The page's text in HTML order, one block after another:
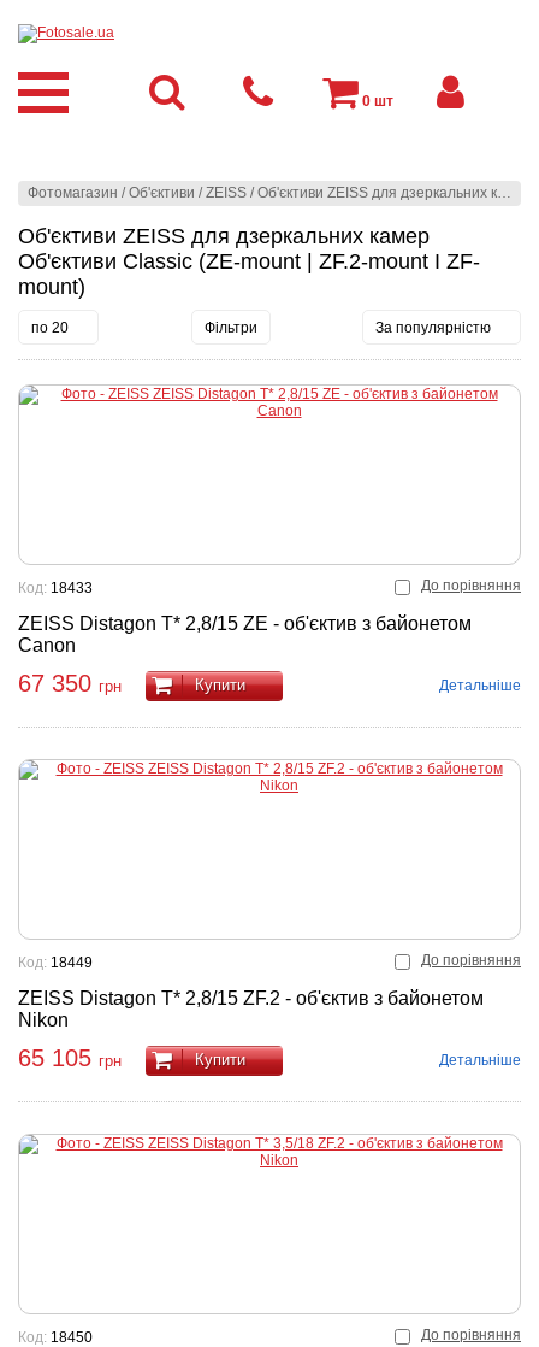
Фотомагазин /Об'єктиви /ZEISS /Об'єктиви ZEISS для дзеркальних камер
Об'єктиви ZEISS для дзеркальних камер
Об'єктиви Classic (ZE-mount | ZF.2-mount I ZF-
mount)
по 20 Фільтри За популярністю
До порівняння
ZEISS Distagon T* 2,8/15 ZE - об'єктив з байонетом
Canon
Код: 18433
67 350 грн Купити Детальніше
До порівняння
ZEISS Distagon T* 2,8/15 ZF.2 - об'єктив з байонетом
Nikon
Код: 18449
65 105 грн Купити Детальніше
До порівняння
Код: 18450
0 шт